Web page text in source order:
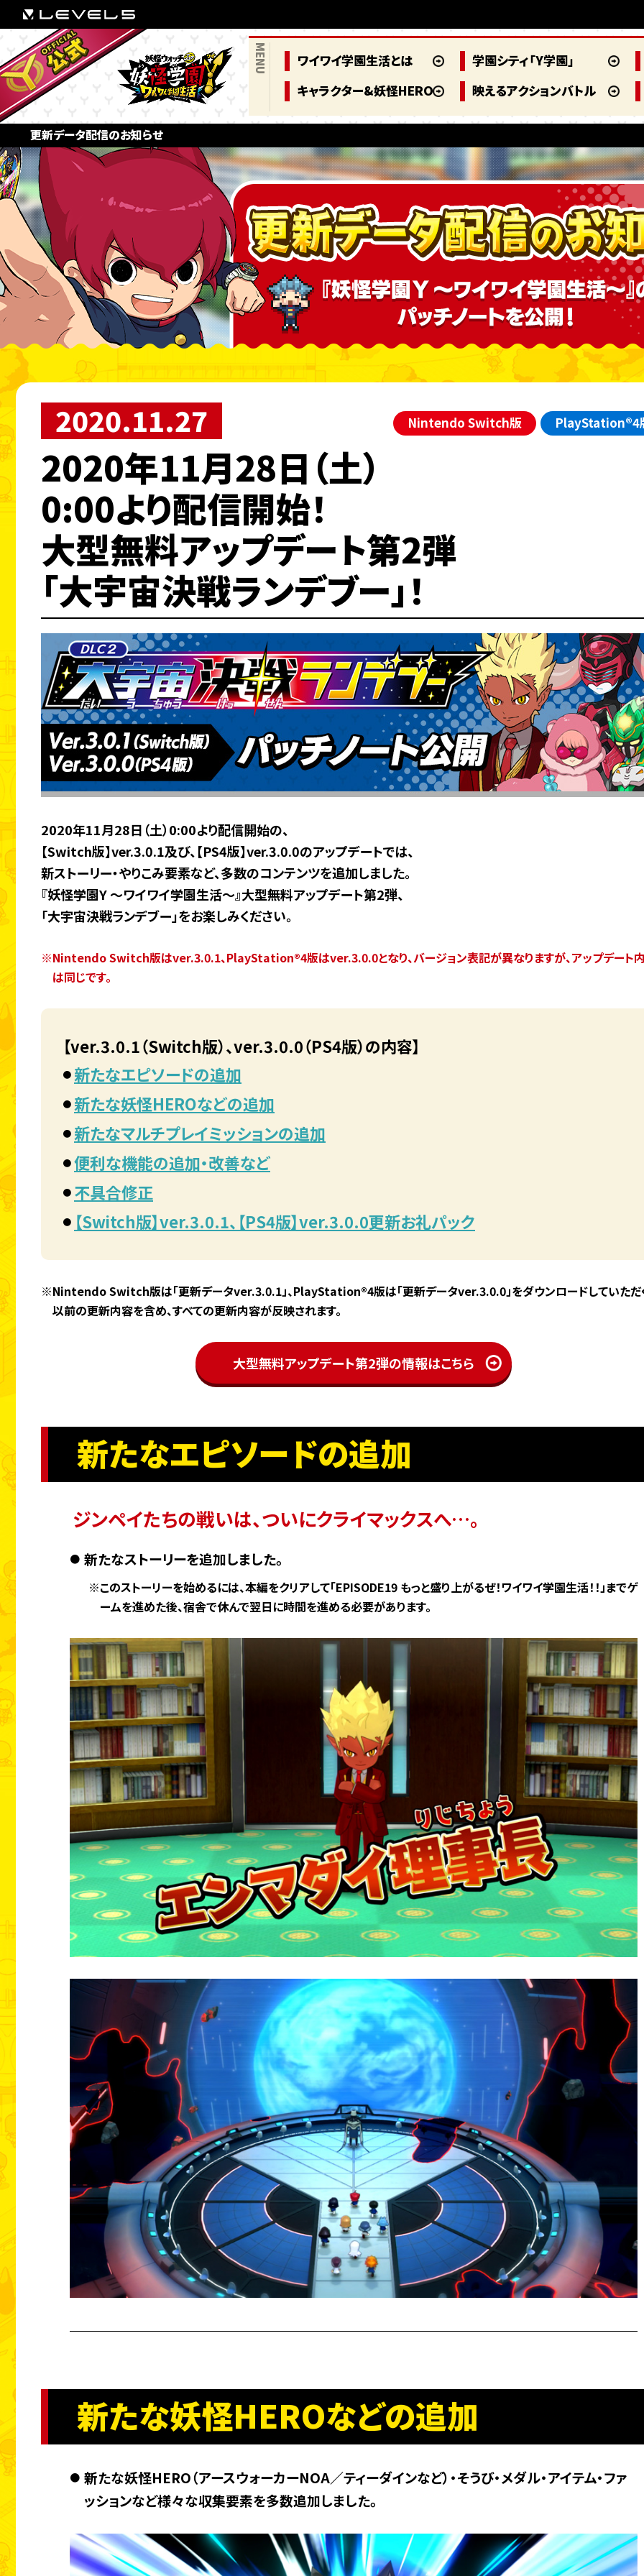
MENU ワイワイ学園生活とは
学園シティ「Y学園」
キャラクター&妖怪HERO
映えるアクションバトル
更新データ配信のお知らせ
Nintendo Switch版 PlayStation®4
2020.11.27
2020年11月28日（土）
0:00より配信開始！
大型無料アップデート第2弾
「大宇宙決戦ランデブー」！
2020年11月28日（土）0:00より配信開始の、
【Switch版】ver.3.0.1及び、【PS4版】ver.3.0.0のアップデートでは、
新ストーリー・やりこみ要素など、多数のコンテンツを追加しました。
『妖怪学園Y ～ワイワイ学園生活～』大型無料アップデート第2弾、
「大宇宙決戦ランデブー」をお楽しみください。
※Nintendo Switch版はver.3.0.1、PlayStation®4版はver.3.0.0となり、バージョン表記が異なりますが、アップデート
は同じです。
【ver.3.0.1（Switch版）、ver.3.0.0（PS4版）の内容】
新たなエピソードの追加
新たな妖怪HEROなどの追加
新たなマルチプレイミッションの追加
便利な機能の追加・改善など
不具合修正
【Switch版】ver.3.0.1、 【PS4版】ver.3.0.0更新お礼パック
※Nintendo Switch版は「更新データver.3.0.1」、PlayStation®4版は「更新データver.3.0.0」をダウンロードしていただ
以前の更新内容を含め、すべての更新内容が反映されます。
大型無料アップデート第2弾の情報はこちら
新たなエピソードの追加
ジンペイたちの戦いは、ついにクライマックスへ…。
新たなストーリーを追加しました。
※このストーリーを始めるには、本編をクリアして「EPISODE19 もっと盛り上がるぜ！ワイワイ学園生活！！」までゲ
ームを進めた後、宿舎で休んで翌日に時間を進める必要があります。
新たな妖怪HEROなどの追加
新たな妖怪HERO（アースウォーカーNOA／ティーダインなど）・そうび・メダル・アイテム・ファ
ッションなど様々な収集要素を多数追加しました。